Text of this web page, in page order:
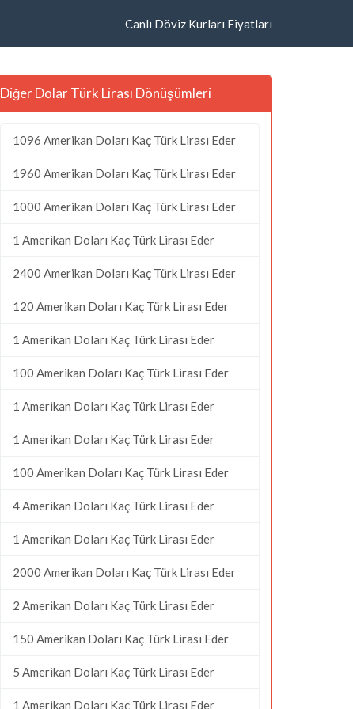
Canlı Döviz Kurları Fiyatları
Diğer Dolar Türk Lirası Dönüşümleri
1096 Amerikan Doları Kaç Türk Lirası Eder
1960 Amerikan Doları Kaç Türk Lirası Eder
1000 Amerikan Doları Kaç Türk Lirası Eder
1 Amerikan Doları Kaç Türk Lirası Eder
2400 Amerikan Doları Kaç Türk Lirası Eder
120 Amerikan Doları Kaç Türk Lirası Eder
1 Amerikan Doları Kaç Türk Lirası Eder
100 Amerikan Doları Kaç Türk Lirası Eder
1 Amerikan Doları Kaç Türk Lirası Eder
1 Amerikan Doları Kaç Türk Lirası Eder
100 Amerikan Doları Kaç Türk Lirası Eder
4 Amerikan Doları Kaç Türk Lirası Eder
1 Amerikan Doları Kaç Türk Lirası Eder
2000 Amerikan Doları Kaç Türk Lirası Eder
2 Amerikan Doları Kaç Türk Lirası Eder
150 Amerikan Doları Kaç Türk Lirası Eder
5 Amerikan Doları Kaç Türk Lirası Eder
1 Amerikan Doları Kaç Türk Lirası Eder